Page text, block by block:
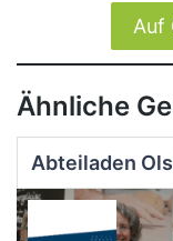
Auf
Ähnliche
Abteiladen